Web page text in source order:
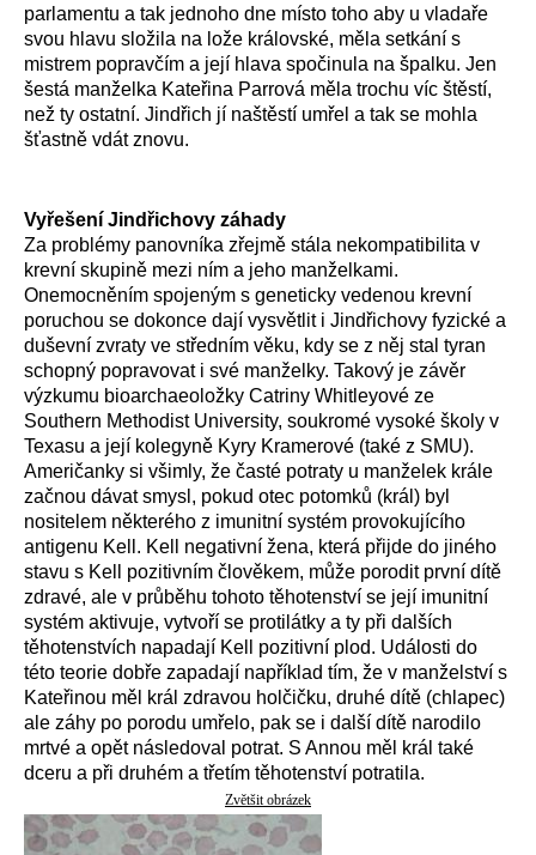
parlamentu a tak jednoho dne místo toho aby u vladaře
svou hlavu složila na lože královské, měla setkání s
mistrem popravčím a její hlava spočinula na špalku. Jen
šestá manželka Kateřina Parrová měla trochu víc štěstí,
než ty ostatní. Jindřich jí naštěstí umřel a tak se mohla
šťastně vdát znovu.
Vyřešení Jindřichovy záhady
Za problémy panovníka zřejmě stála nekompatibilita v
krevní skupině mezi ním a jeho manželkami.
Onemocněním spojeným s geneticky vedenou krevní
poruchou se dokonce dají vysvětlit i Jindřichovy fyzické a
duševní zvraty ve středním věku, kdy se z něj stal tyran
schopný popravovat i své manželky. Takový je závěr
výzkumu bioarchaeoložky Catriny Whitleyové ze
Southern Methodist University, soukromé vysoké školy v
Texasu a její kolegyně Kyry Kramerové (také z SMU).
Američanky si všimly, že časté potraty u manželek krále
začnou dávat smysl, pokud otec potomků (král) byl
nositelem některého z imunitní systém provokujícího
antigenu Kell. Kell negativní žena, která přijde do jiného
stavu s Kell pozitivním člověkem, může porodit první dítě
zdravé, ale v průběhu tohoto těhotenství se její imunitní
systém aktivuje, vytvoří se protilátky a ty při dalších
těhotenstvích napadají Kell pozitivní plod. Události do
této teorie dobře zapadají například tím, že v manželství s
Kateřinou měl král zdravou holčičku, druhé dítě (chlapec)
ale záhy po porodu umřelo, pak se i další dítě narodilo
mrtvé a opět následoval potrat. S Annou měl král také
dceru a při druhém a třetím těhotenství potratila.
Zvětšit obrázek